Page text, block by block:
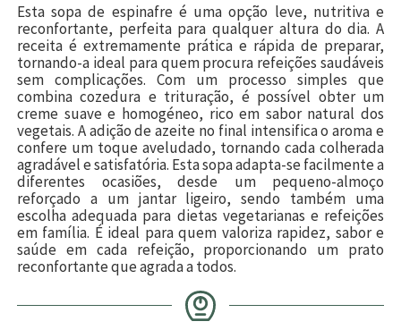
Esta sopa de espinafre é uma opção leve, nutritiva e
reconfortante, perfeita para qualquer altura do dia. A
receita é extremamente prática e rápida de preparar,
tornando-a ideal para quem procura refeições saudáveis
sem complicações. Com um processo simples que
combina cozedura e trituração, é possível obter um
creme suave e homogéneo, rico em sabor natural dos
vegetais. A adição de azeite no final intensifica o aroma e
confere um toque aveludado, tornando cada colherada
agradável e satisfatória. Esta sopa adapta-se facilmente a
diferentes ocasiões, desde um pequeno-almoço
reforçado a um jantar ligeiro, sendo também uma
escolha adequada para dietas vegetarianas e refeições
em família. É ideal para quem valoriza rapidez, sabor e
saúde em cada refeição, proporcionando um prato
reconfortante que agrada a todos.